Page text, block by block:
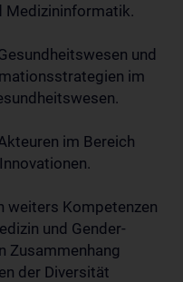
Medizininformatik.
und
im
im Bereich
weiters Kompetenzen
und Gender-
Zusammenhang
der Diversität